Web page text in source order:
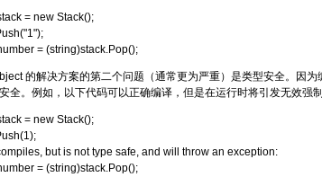
= new Stack();
= (string)stack.Pop();
的解决方案的第二个问题（通常更为严重）是类型安全。因
全。例如，以下代码可以正确编译，但是在运行时将引发无效强
= new Stack();
but is not type safe, and will throw an exception:
= (string)stack.Pop();